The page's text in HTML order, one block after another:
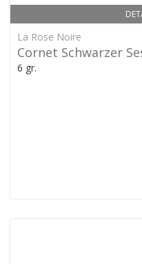
La Rose Noire
Cornet Schwarzer
6 gr.